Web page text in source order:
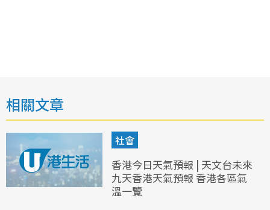
相關文章
社會
香港今日天氣預報 | 天文台未來
九天香港天氣預報 香港各區氣
溫一覽